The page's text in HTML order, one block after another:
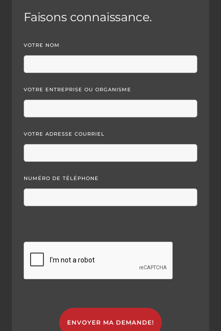
Faisons connaissance.
VOTRE NOM
VOTRE ENTREPRISE OU ORGANISME
VOTRE ADRESSE COURRIEL
NUMÉRO DE TÉLÉPHONE